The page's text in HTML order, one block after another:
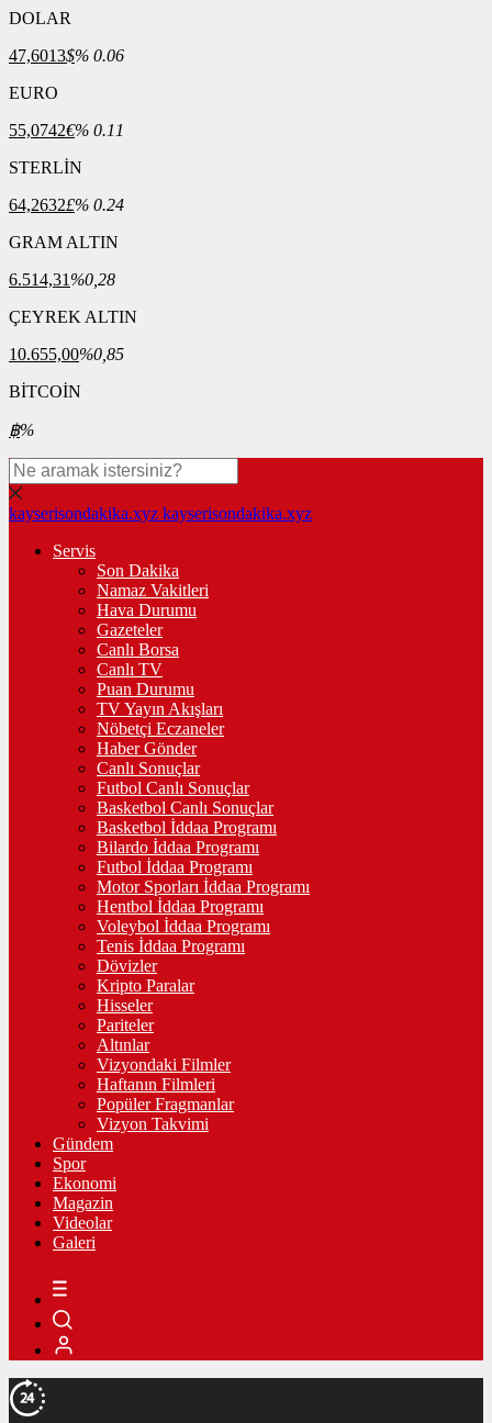
DOLAR
47,6013$% 0.06
EURO
55,0742€% 0.11
STERLİN
64,2632£% 0.24
GRAM ALTIN
6.514,31 %0,28
ÇEYREK ALTIN
10.655,00%0,85
BİTCOİN
฿%
kayserisondakika.xyz kayserisondakika.xyz
Servis
Son Dakika
Namaz Vakitleri
Hava Durumu
Gazeteler
Canlı Borsa
Canlı TV
Puan Durumu
TV Yayın Akışları
Nöbetçi Eczaneler
Haber Gönder
Canlı Sonuçlar
Futbol Canlı Sonuçlar
Basketbol Canlı Sonuçlar
Basketbol İddaa Programı
Bilardo İddaa Programı
Futbol İddaa Programı
Motor Sporları İddaa Programı
Hentbol İddaa Programı
Voleybol İddaa Programı
Tenis İddaa Programı
Dövizler
Kripto Paralar
Hisseler
Pariteler
Altınlar
Vizyondaki Filmler
Haftanın Filmleri
Popüler Fragmanlar
Vizyon Takvimi
Gündem
Spor
Ekonomi
Magazin
Videolar
Galeri